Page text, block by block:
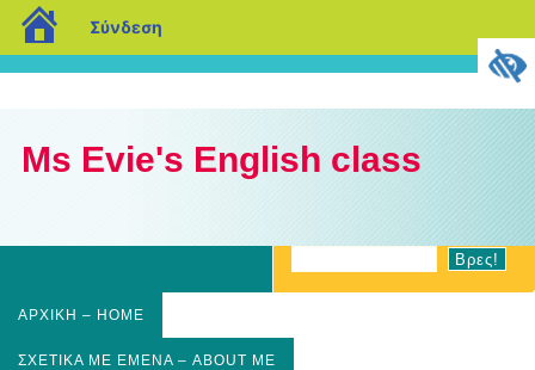
blogs.sch.gr
Σύνδεση
Ms Evie's English class
ΑΡΧΙΚΉ – HOME
ΣΧΕΤΙΚΆ ΜΕ ΕΜΈΝΑ – ABOUT ME